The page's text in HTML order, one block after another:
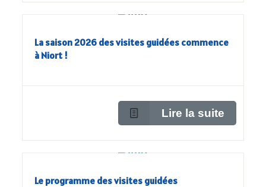
La saison 2026 des visites guidées commence
à Niort !
Lire la suite
Le programme des visites guidées